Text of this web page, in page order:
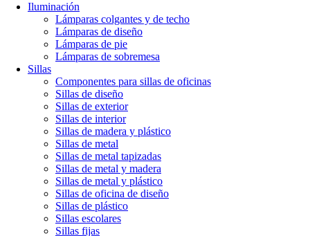
Iluminación
Lámparas colgantes y de techo
Lámparas de diseño
Lámparas de pie
Lámparas de sobremesa
Sillas
Componentes para sillas de oficinas
Sillas de diseño
Sillas de exterior
Sillas de interior
Sillas de madera y plástico
Sillas de metal
Sillas de metal tapizadas
Sillas de metal y madera
Sillas de metal y plástico
Sillas de oficina de diseño
Sillas de plástico
Sillas escolares
Sillas fijas